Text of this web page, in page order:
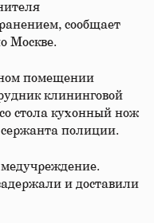
сообщает
Москве.
помещении
клининговой
стола кухонный нож
сержанта полиции.
и доставили